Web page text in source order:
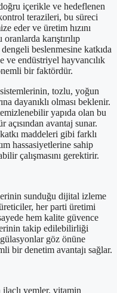
içerikle ve hedeflenen
terazileri, bu süreci
eder ve üretim hızını
karıştırılıp
beslenmesine katkıda
endüstriyel hayvancılık
bir faktördür.
sistemlerinin, tozlu, yoğun
dayanıklı olması beklenir.
yapıda olan bu
avantaj sunar.
maddeleri gibi farklı
hassasiyetlerine sahip
çalışmasını gerektirir.
sunduğu dijital izleme
her parti üretimi
hem kalite güvence
takip edilebilirliği
göz önüne
bir denetim avantajı sağlar.
ilaçlı yemler, vitamin